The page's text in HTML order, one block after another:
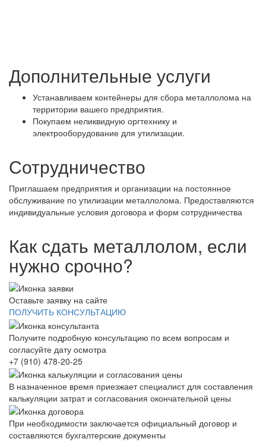
Дополнительные услуги
Устанавливаем контейнеры для сбора металлолома на
территории вашего предприятия.
Покупаем неликвидную оргтехнику и
электрооборудование для утилизации.
Сотрудничество
Приглашаем предприятия и организации на постоянное
обслуживание по утилизации металлолома. Предоставляются
индивидуальные условия договора и форм сотрудничества
Как сдать металлолом, если
нужно срочно?
Оставьте заявку на сайте
ПОЛУЧИТЬ КОНСУЛЬТАЦИЮ
Получите подробную консультацию по всем вопросам и
согласуйте дату осмотра
+7 (910) 478-20-25
В назначенное время приезжает специалист для составления
калькуляции затрат и согласования окончательной цены
При необходимости заключается официальный договор и
составляются бухгалтерские документы